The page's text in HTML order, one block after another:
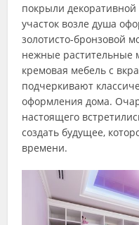
покрыли
участок возле душа
золотисто-бронзовой
нежные растительные
кремовая мебель с
подчеркивают
оформления дома.
настоящего
создать будущее,
времени.